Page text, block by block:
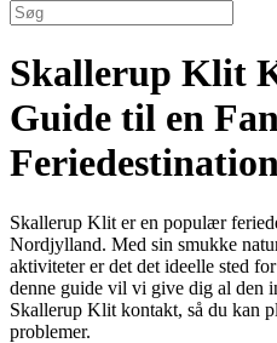
Skallerup Klit
Guide til en
Skallerup Klit er en populær
Nordjylland. Med sin smukke
aktiviteter er det det ideelle sted
denne guide vil vi give dig al den
Skallerup Klit kontakt, så du kan
problemer.